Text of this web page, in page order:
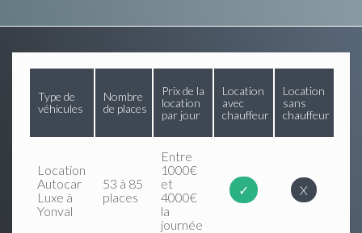
Type de
véhicules
Nombre
de places
Prix de la
location
par jour
Location
avec
chauffeur
Location
sans
chauffeur
Location
Autocar
Luxe à
Yonval
53 à 85
places
Entre
1000€
et
4000€
la
journée
✓ X